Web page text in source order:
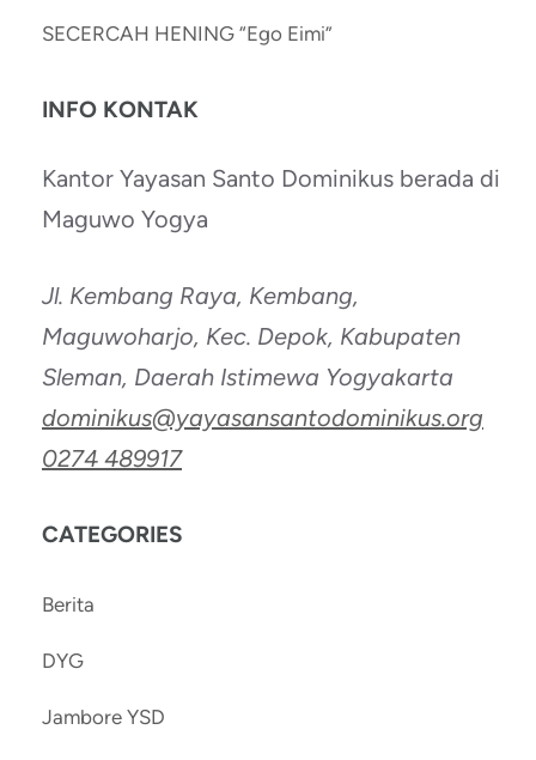
SECERCAH HENING “Ego Eimi”
INFO KONTAK
Kantor Yayasan Santo Dominikus berada di
Maguwo Yogya
Jl. Kembang Raya, Kembang,
Maguwoharjo, Kec. Depok, Kabupaten
Sleman, Daerah Istimewa Yogyakarta
dominikus@yayasansantodominikus.org
0274 489917
CATEGORIES
Berita
DYG
Jambore YSD